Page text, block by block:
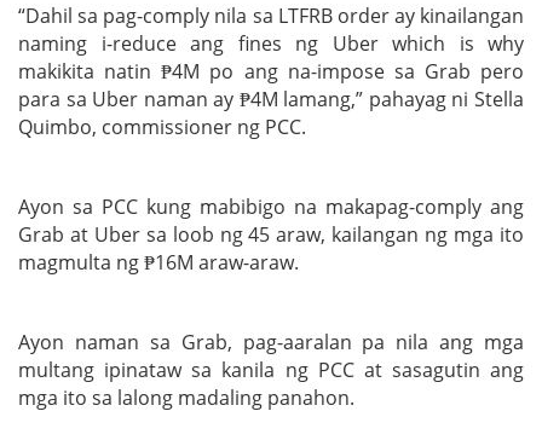
“Dahil sa pag-comply nila sa LTFRB order ay kinailangan
naming i-reduce ang fines ng Uber which is why
makikita natin ₱4M po ang na-impose sa Grab pero
para sa Uber naman ay ₱4M lamang,” pahayag ni Stella
Quimbo, commissioner ng PCC.
Ayon sa PCC kung mabibigo na makapag-comply ang
Grab at Uber sa loob ng 45 araw, kailangan ng mga ito
magmulta ng ₱16M araw-araw.
Ayon naman sa Grab, pag-aaralan pa nila ang mga
multang ipinataw sa kanila ng PCC at sasagutin ang
mga ito sa lalong madaling panahon.